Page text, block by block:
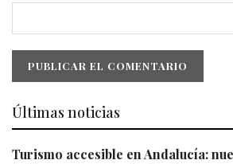
Últimas noticias
Turismo accesible en Andalucía: